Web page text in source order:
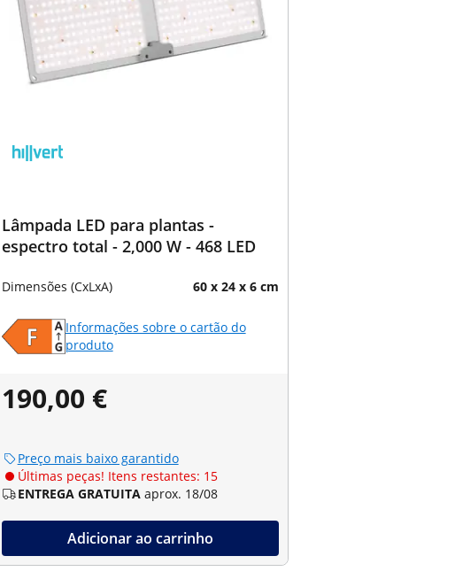
Lâmpada LED para plantas -
espectro total - 2,000 W - 468 LED
Dimensões (CxLxA) 60 x 24 x 6 cm
Informações sobre o cartão do
produto
190,00 €
Preço mais baixo garantido
Últimas peças! Itens restantes: 15
ENTREGA GRATUITA aprox. 18/08
Adicionar ao carrinho